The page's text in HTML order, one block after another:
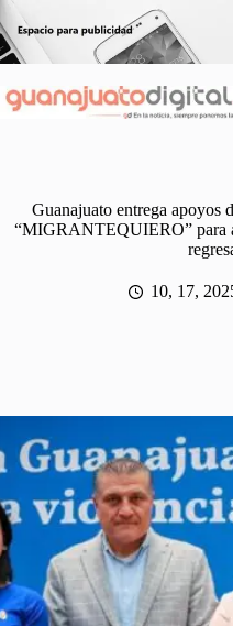
al
contenido
Guanajuato entrega apoyos
“MIGRANTEQUIERO” para
10, 17,